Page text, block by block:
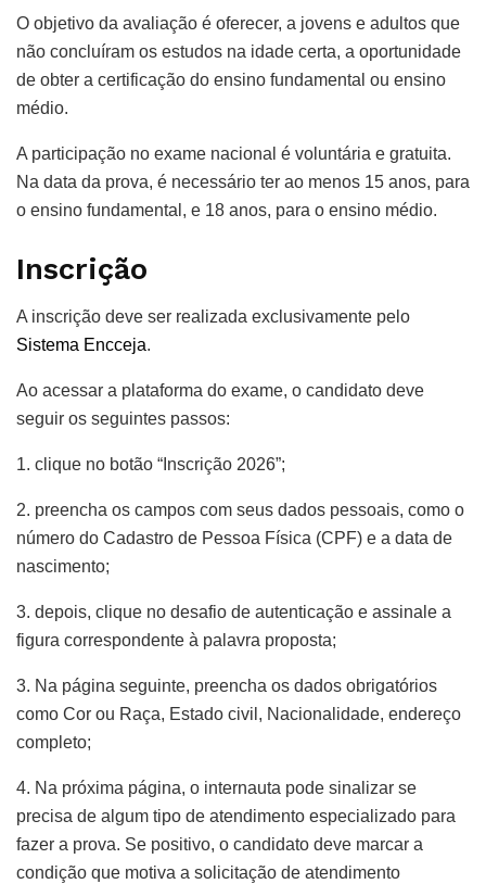
O objetivo da avaliação é oferecer, a jovens e adultos que
não concluíram os estudos na idade certa, a oportunidade
de obter a certificação do ensino fundamental ou ensino
médio.
A participação no exame nacional é voluntária e gratuita.
Na data da prova, é necessário ter ao menos 15 anos, para
o ensino fundamental, e 18 anos, para o ensino médio.
Inscrição
A inscrição deve ser realizada exclusivamente pelo
Sistema Encceja.
Ao acessar a plataforma do exame, o candidato deve
seguir os seguintes passos:
1. clique no botão “Inscrição 2026”;
2. preencha os campos com seus dados pessoais, como o
número do Cadastro de Pessoa Física (CPF) e a data de
nascimento;
3. depois, clique no desafio de autenticação e assinale a
figura correspondente à palavra proposta;
3. Na página seguinte, preencha os dados obrigatórios
como Cor ou Raça, Estado civil, Nacionalidade, endereço
completo;
4. Na próxima página, o internauta pode sinalizar se
precisa de algum tipo de atendimento especializado para
fazer a prova. Se positivo, o candidato deve marcar a
condição que motiva a solicitação de atendimento